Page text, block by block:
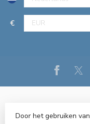
€
Door het gebruiken